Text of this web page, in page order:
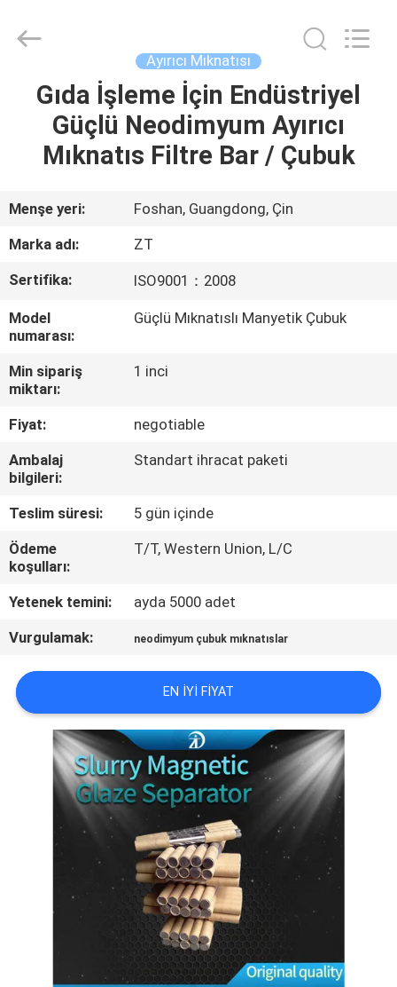
ÜRÜN:%
HAKKIMIZDA
FABRIKA
TURU
KALITE
KONTROL
BIZIMLE
GEÇIN
VE
BILGILER
VAKALAR
HARITASI
PRIVACY
POLICY
Ayırıcı Mıknatısı
Gıda İşleme İçin Endüstriyel
Güçlü Neodimyum Ayırıcı
Mıknatıs Filtre Bar / Çubuk
Menşe yeri:
Foshan, Guangdong, Çin
Marka adı:
ZT
Sertifika:
ISO9001：2008
Model
numarası:
Güçlü Mıknatıslı Manyetik Çubuk
Min sipariş
miktarı:
1 inci
Fiyat:
negotiable
Ambalaj
bilgileri:
Standart ihracat paketi
Teslim süresi:
5 gün içinde
Ödeme
koşulları:
T/T, Western Union, L/C
Yetenek temini:
ayda 5000 adet
Vurgulamak:
neodimyum çubuk mıknatıslar
EN IYI FIYAT